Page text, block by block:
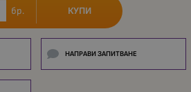
бр. КУПИ
НАПРАВИ ЗАПИТВАНЕ